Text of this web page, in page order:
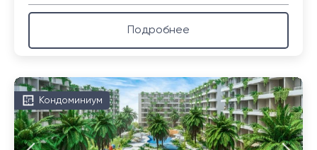
Подробнее
Кондоминиум